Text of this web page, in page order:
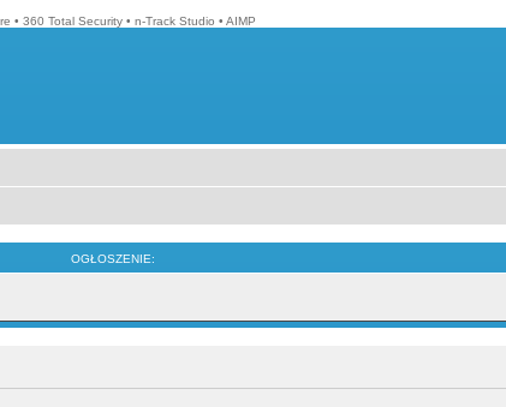
• 360 Total Security • n-Track Studio • AIMP
OGŁOSZENIE: